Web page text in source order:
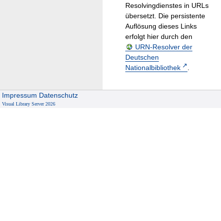
Resolvingdienstes in URLs
übersetzt. Die persistente
Auflösung dieses Links
erfolgt hier durch den
URN-Resolver der
Deutschen
Nationalbibliothek
.
Impressum Datenschutz
Visual Library Server 2026